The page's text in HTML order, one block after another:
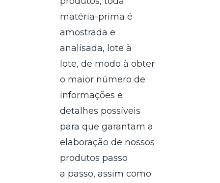
matéria-prima é
amostrada e
analisada, lote à
lote, de modo à obter
o maior número de
informações e
detalhes possíveis
para que garantam a
elaboração de nossos
produtos passo
a passo, assim como